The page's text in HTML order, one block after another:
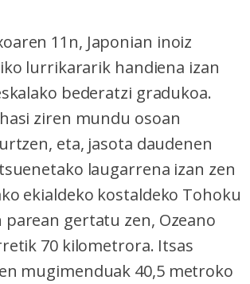
11n, Japonian inoiz
lurrikararik handiena izan
bederatzi gradukoa.
ziren mundu osoan
eta, jasota daudenen
laugarrena izan zen
ekialdeko kostaldeko Tohoku
parean gertatu zen, Ozeano
70 kilometrora. Itsas
mugimenduak 40,5 metroko